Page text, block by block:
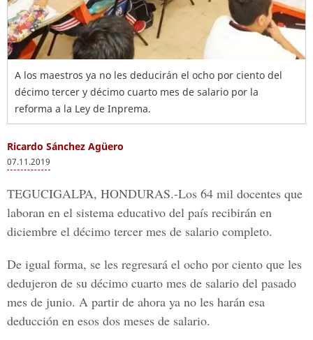
A los maestros ya no les deducirán el ocho por ciento del
décimo tercer y décimo cuarto mes de salario por la
reforma a la Ley de Inprema.
Ricardo Sánchez Agüero
07.11.2019
TEGUCIGALPA, HONDURAS.-Los 64 mil docentes que
laboran en el sistema educativo del país recibirán en
diciembre el décimo tercer mes de salario completo.
De igual forma, se les regresará el ocho por ciento que les
dedujeron de su décimo cuarto mes de salario del pasado
mes de junio. A partir de ahora ya no les harán esa
deducción en esos dos meses de salario.